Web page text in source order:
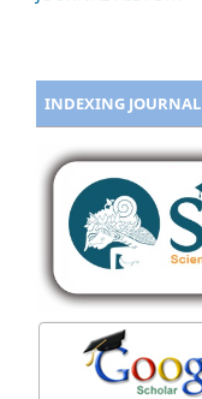
INDEXING JOURNAL